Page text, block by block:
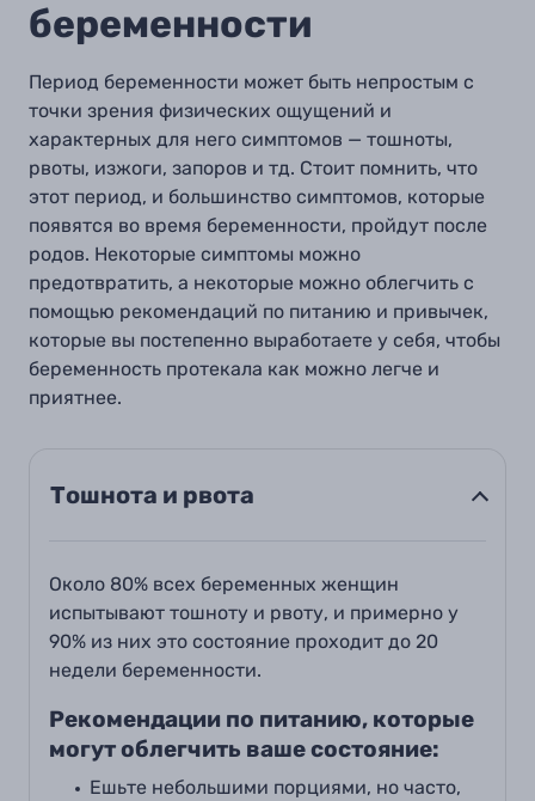
беременности
Период беременности может быть непростым с
точки зрения физических ощущений и
характерных для него симптомов — тошноты,
рвоты, изжоги, запоров и тд. Стоит помнить, что
этот период, и большинство симптомов, которые
появятся во время беременности, пройдут после
родов. Некоторые симптомы можно
предотвратить, а некоторые можно облегчить с
помощью рекомендаций по питанию и привычек,
которые вы постепенно выработаете у себя, чтобы
беременность протекала как можно легче и
приятнее.
Тошнота и рвота
Около 80% всех беременных женщин
испытывают тошноту и рвоту, и примерно у
90% из них это состояние проходит до 20
недели беременности.
Рекомендации по питанию, которые
могут облегчить ваше состояние:
Ешьте небольшими порциями, но часто,